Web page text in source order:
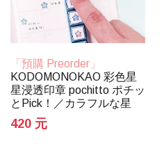
「預購 Preorder」
KODOMONOKAO 彩色星
星浸透印章 pochitto ポチッ
とPick！／カラフルな星
420 元